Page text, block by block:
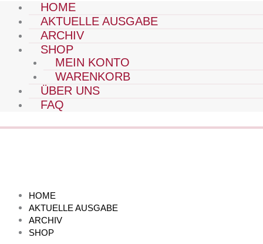
HOME
AKTUELLE AUSGABE
ARCHIV
SHOP
MEIN KONTO
WARENKORB
ÜBER UNS
FAQ
HOME
AKTUELLE AUSGABE
ARCHIV
SHOP